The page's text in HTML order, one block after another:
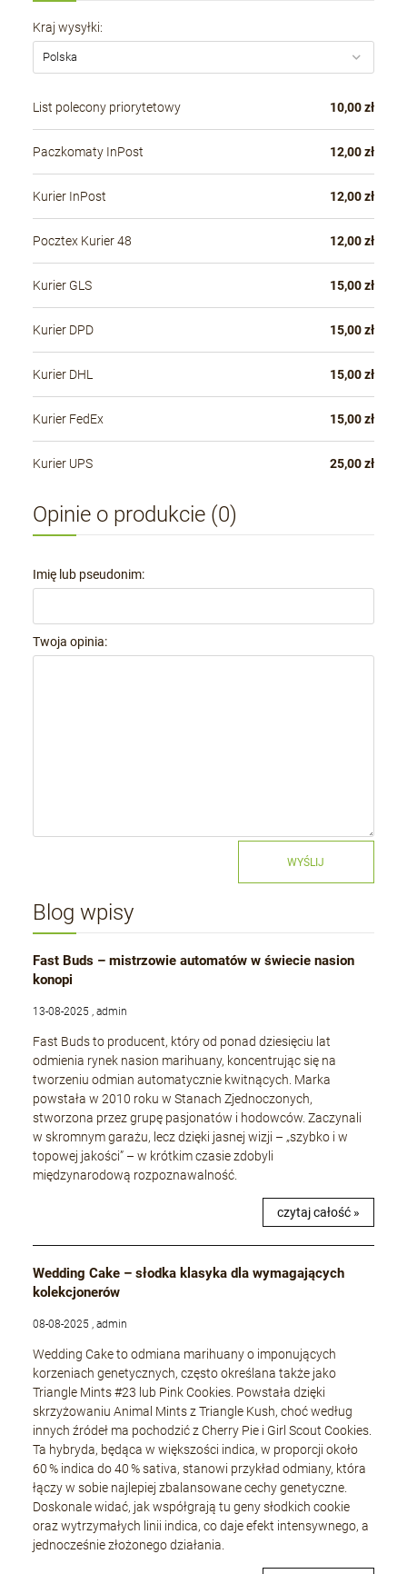
Kraj wysyłki:
List polecony priorytetowy 10,00 zł
Paczkomaty InPost 12,00 zł
Kurier InPost 12,00 zł
Pocztex Kurier 48 12,00 zł
Kurier GLS 15,00 zł
Kurier DPD 15,00 zł
Kurier DHL 15,00 zł
Kurier FedEx 15,00 zł
Kurier UPS 25,00 zł
Opinie o produkcie (0)
Imię lub pseudonim:
Twoja opinia:
WYŚLIJ
Blog wpisy
Fast Buds – mistrzowie automatów w świecie nasion
konopi
13-08-2025 , admin
Fast Buds to producent, który od ponad dziesięciu lat
odmienia rynek nasion marihuany, koncentrując się na
tworzeniu odmian automatycznie kwitnących. Marka
powstała w 2010 roku w Stanach Zjednoczonych,
stworzona przez grupę pasjonatów i hodowców. Zaczynali
w skromnym garażu, lecz dzięki jasnej wizji – „szybko i w
topowej jakości” – w krótkim czasie zdobyli
międzynarodową rozpoznawalność.
czytaj całość »
Wedding Cake – słodka klasyka dla wymagających
kolekcjonerów
08-08-2025 , admin
Wedding Cake to odmiana marihuany o imponujących
korzeniach genetycznych, często określana także jako
Triangle Mints #23 lub Pink Cookies. Powstała dzięki
skrzyżowaniu Animal Mints z Triangle Kush, choć według
innych źródeł ma pochodzić z Cherry Pie i Girl Scout Cookies.
Ta hybryda, będąca w większości indica, w proporcji około
60 % indica do 40 % sativa, stanowi przykład odmiany, która
łączy w sobie najlepiej zbalansowane cechy genetyczne.
Doskonale widać, jak współgrają tu geny słodkich cookie
oraz wytrzymałych linii indica, co daje efekt intensywnego, a
jednocześnie złożonego działania.